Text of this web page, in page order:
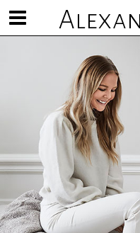
Visa/göm
meny